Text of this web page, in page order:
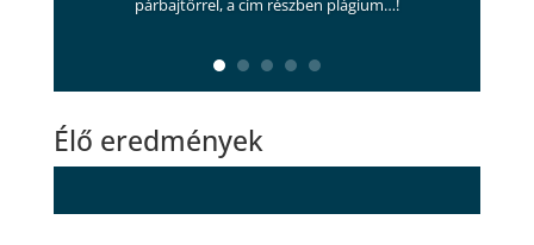
párbajtőrrel, a cím részben plágium…!
Élő eredmények